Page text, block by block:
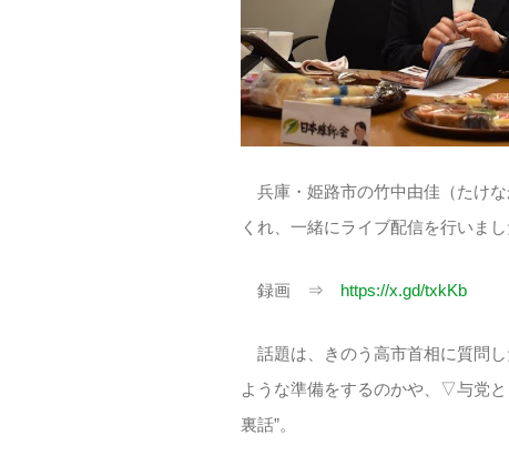
兵庫・姫路市の竹中由佳（たけ
くれ、一緒にライブ配信を行いまし
録画 ⇒ https://x.gd/txkKb
話題は、きのう高市首相に質問
ような準備をするのかや、▽与党
裏話”。